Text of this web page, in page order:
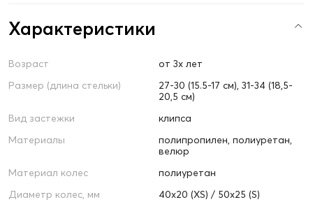
Характеристики
Возраст
от 3х лет
Размер (длина стельки)
27-30 (15.5-17 см), 31-34 (18,5-
20,5 см)
Вид застежки
клипса
Материалы
полипропилен, полиуретан,
велюр
Материал колес
полиуретан
Диаметр колес, мм
40х20 (XS) / 50х25 (S)